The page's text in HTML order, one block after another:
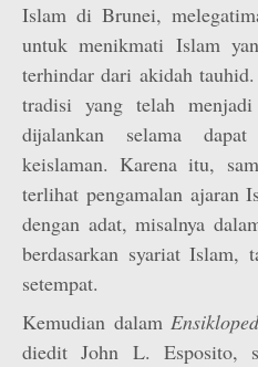
Islam di Brunei,
untuk menikmati Islam
terhindar dari akidah
tradisi yang telah
dijalankan selama dapat
keislaman. Karena itu,
terlihat pengamalan ajaran
dengan adat, misalnya
berdasarkan syariat Islam,
setempat.
Kemudian dalam
diedit John L. Esposito,